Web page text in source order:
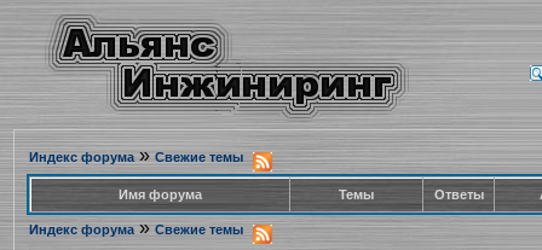
Индекс форума» Свежие темы
Имя форума Темы Ответы
Индекс форума » Свежие темы